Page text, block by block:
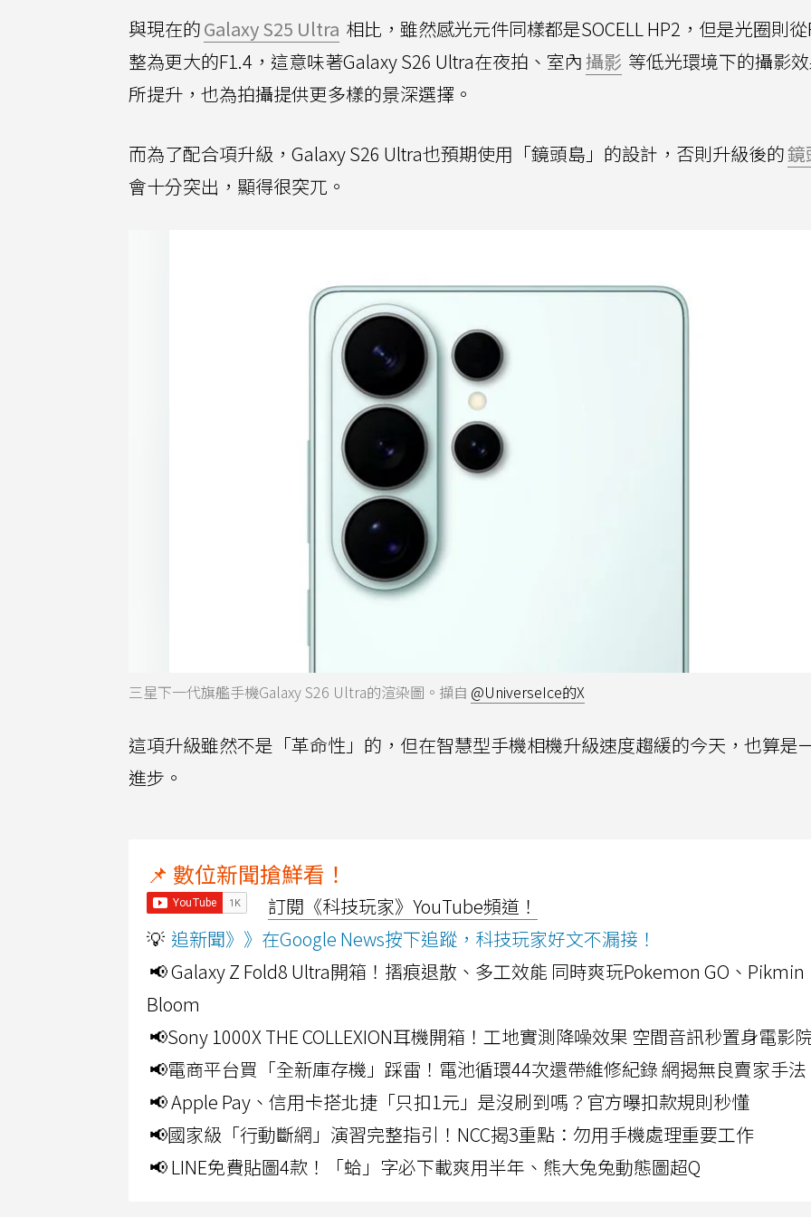
與現在的Galaxy S25 Ultra 相比，雖然感光元件同樣都是SOCELL HP2，但是光圈則
整為更大的F1.4，這意味著Galaxy S26 Ultra在夜拍、室內 攝影 等低光環境下的攝影
所提升，也為拍攝提供更多樣的景深選擇。
而為了配合項升級，Galaxy S26 Ultra也預期使用「鏡頭島」的設計，否則升級後的鏡
會十分突出，顯得很突兀。
三星下一代旗艦手機Galaxy S26 Ultra的渲染圖。擷自 @UniverseIce的X
這項升級雖然不是「革命性」的，但在智慧型手機相機升級速度趨緩的今天，也算是
進步。
📌 數位新聞搶鮮看！
訂閱《科技玩家》YouTube頻道！
💡 追新聞》》在Google News按下追蹤，科技玩家好文不漏接！
📢 Galaxy Z Fold8 Ultra開箱！摺痕退散、多工效能 同時爽玩Pokemon GO、Pikmin
Bloom
📢Sony 1000X THE COLLEXION耳機開箱！工地實測降噪效果 空間音訊秒置身電影
📢電商平台買「全新庫存機」踩雷！電池循環44次還帶維修紀錄 網揭無良賣家手法
📢 Apple Pay、信用卡搭北捷「只扣1元」是沒刷到嗎？官方曝扣款規則秒懂
📢國家級「行動斷網」演習完整指引！NCC揭3重點：勿用手機處理重要工作
📢 LINE免費貼圖4款！「蛤」字必下載爽用半年、熊大兔兔動態圖超Q